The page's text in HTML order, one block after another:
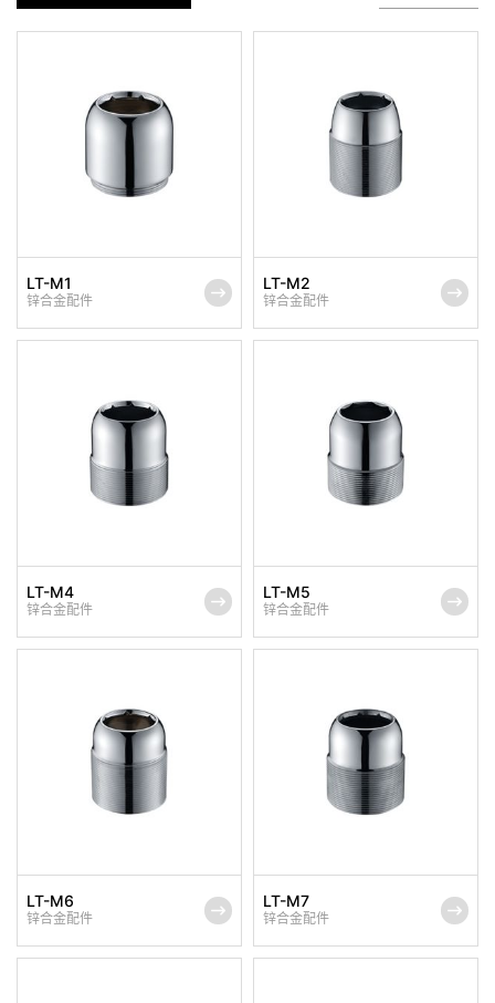
LT-M1
锌合金配件
LT-M2
锌合金配件
LT-M4
锌合金配件
LT-M5
锌合金配件
LT-M6
锌合金配件
LT-M7
锌合金配件